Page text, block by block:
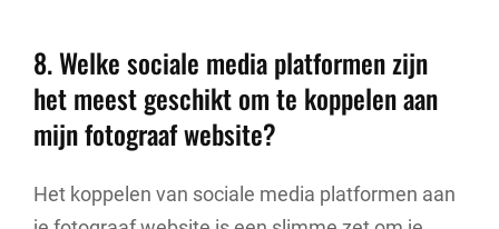
8. Welke sociale media platformen zijn
het meest geschikt om te koppelen aan
mijn fotograaf website?
Het koppelen van sociale media platformen aan